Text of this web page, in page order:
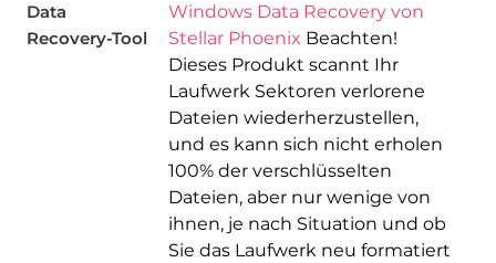
Data
Recovery-Tool
Windows Data Recovery von
Stellar Phoenix Beachten!
Dieses Produkt scannt Ihr
Laufwerk Sektoren verlorene
Dateien wiederherzustellen,
und es kann sich nicht erholen
100% der verschlüsselten
Dateien, aber nur wenige von
ihnen, je nach Situation und ob
Sie das Laufwerk neu formatiert